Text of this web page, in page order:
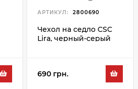
АРТИКУЛ: 2800690
Чехол на седло CSC
Lira, черный-серый
690 грн.